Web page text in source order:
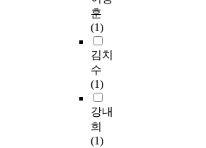
훈
(1)
김치
수
(1)
강내
희
(1)